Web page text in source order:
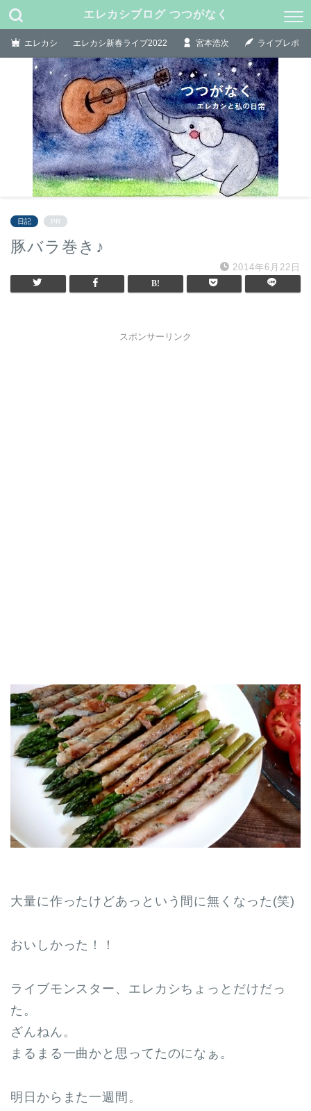
エレカシブログ つつがなく
エレカシ エレカシ新春ライブ2022 宮本浩次 ライブレポ
日記 PR
豚バラ巻き♪
2014年6月22日
スポンサーリンク
大量に作ったけどあっという間に無くなった(笑)
おいしかった！！
ライブモンスター、エレカシちょっとだけだっ
た。
ざんねん。
まるまる一曲かと思ってたのになぁ。
明日からまた一週間。